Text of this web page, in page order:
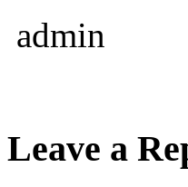
admin
Leave a